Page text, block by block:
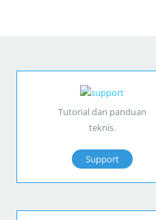
Tutorial dan panduan
teknis.
Support